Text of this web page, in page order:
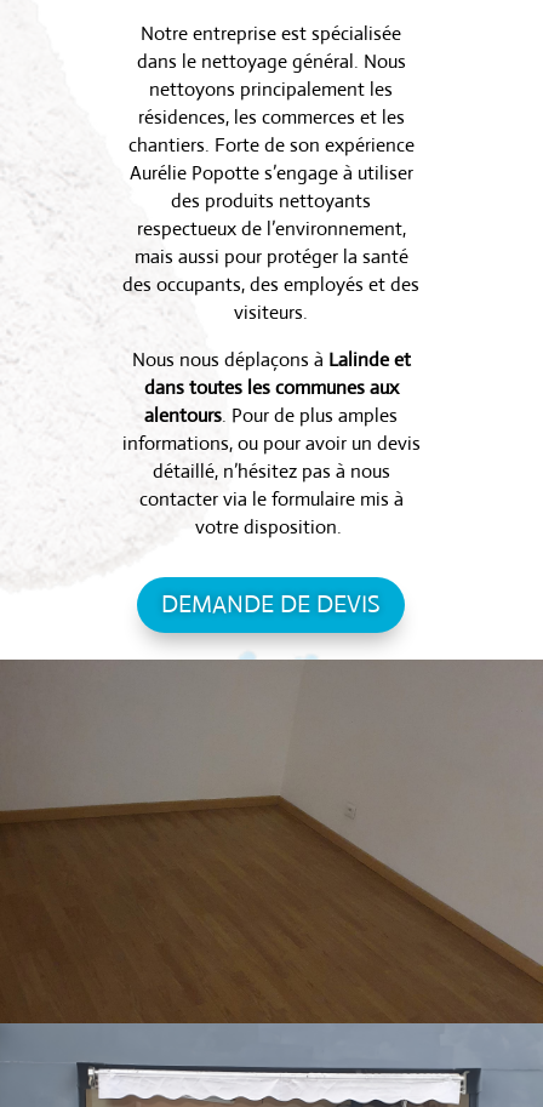
Notre entreprise est spécialisée
dans le nettoyage général. Nous
nettoyons principalement les
résidences, les commerces et les
chantiers. Forte de son expérience
Aurélie Popotte s’engage à utiliser
des produits nettoyants
respectueux de l’environnement,
mais aussi pour protéger la santé
des occupants, des employés et des
visiteurs.
Nous nous déplaçons à Lalinde et
dans toutes les communes aux
alentours. Pour de plus amples
informations, ou pour avoir un devis
détaillé, n’hésitez pas à nous
contacter via le formulaire mis à
votre disposition.
DEMANDE DE DEVIS